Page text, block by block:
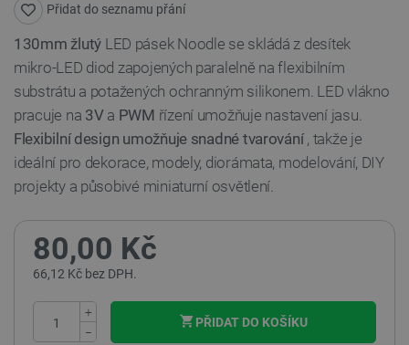
Přidat do seznamu přání
130mm žlutý LED pásek Noodle se skládá z desítek
mikro-LED diod zapojených paralelně na flexibilním
substrátu a potažených ochranným silikonem. LED vlákno
pracuje na 3Va PWM řízení umožňuje nastavení jasu.
Flexibilní design umožňuje snadné tvarování, takže je
ideální pro dekorace, modely, diorámata, modelování, DIY
projekty a působivé miniaturní osvětlení.
80,00 Kč
66,12 Kč bez DPH.
+
−
PŘIDAT DO KOŠÍKU